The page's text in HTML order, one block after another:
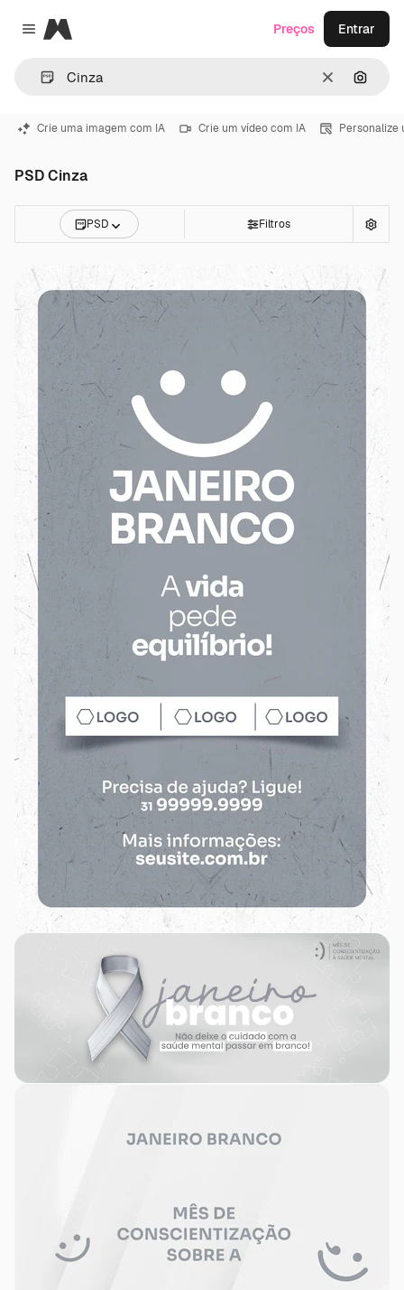
Close menu
Magnific
Limpar
Preços Entrar
Crie uma imagem com IA Crie um vídeo com IA Personalize
PSD Cinza
PSD Filtros